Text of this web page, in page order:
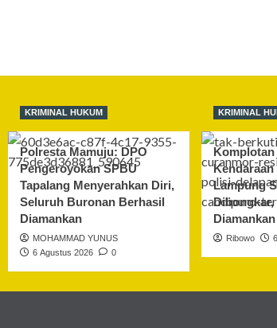
KRIMINAL HUKUM
Polresta Mamuju: DPO
Pengeroyokan SPBU
Tapalang Menyerahkan Diri,
Seluruh Buronan Berhasil
Diamankan
MOHAMMAD YUNUS
6 Agustus 2026
0
KRIMINAL
Lampung
Dibongkar,
Diamankan
Ribowo